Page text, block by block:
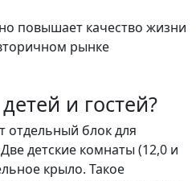
повышает качество жизни
рынке
и гостей?
отдельный блок для
детские комнаты (12,0 и
крыло. Такое